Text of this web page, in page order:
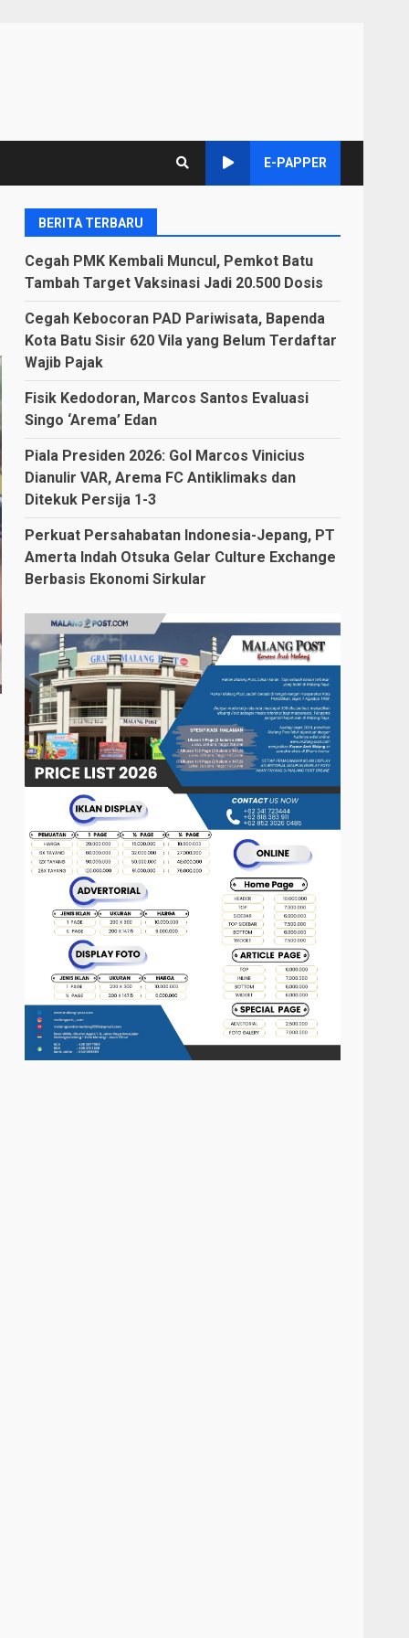
E-PAPPER
BERITA TERBARU
Cegah PMK Kembali Muncul, Pemkot Batu
Tambah Target Vaksinasi Jadi 20.500 Dosis
Cegah Kebocoran PAD Pariwisata, Bapenda
Kota Batu Sisir 620 Vila yang Belum Terdaftar
Wajib Pajak
Fisik Kedodoran, Marcos Santos Evaluasi
Singo ‘Arema’ Edan
Piala Presiden 2026: Gol Marcos Vinicius
Dianulir VAR, Arema FC Antiklimaks dan
Ditekuk Persija 1-3
Perkuat Persahabatan Indonesia-Jepang, PT
Amerta Indah Otsuka Gelar Culture Exchange
Berbasis Ekonomi Sirkular